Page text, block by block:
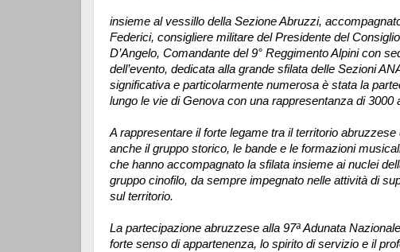
insieme al vessillo della Sezione Abruzzi,
Federici, consigliere militare del Presidente del
D’Angelo, Comandante del 9° Reggimento Alpini con
dell’evento, dedicata alla grande sfilata delle Sezioni
significativa e particolarmente numerosa è stata la
lungo le vie di Genova con una rappresentanza di 3000
A rappresentare il forte legame tra il territorio
anche il gruppo storico, le bande e le formazioni
che hanno accompagnato la sfilata insieme ai nuclei
gruppo cinofilo, da sempre impegnato nelle attività di
sul territorio.
La partecipazione abruzzese alla 97ª Adunata
forte senso di appartenenza, lo spirito di servizio e il